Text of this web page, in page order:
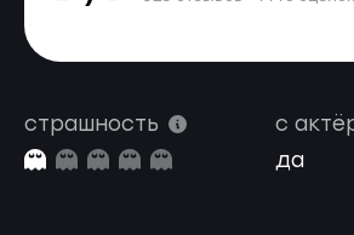
страшность
с
да